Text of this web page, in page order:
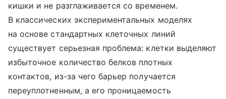
кишки и не разглаживается со временем.
В классических экспериментальных моделях
на основе стандартных клеточных линий
существует серьезная проблема: клетки выделяют
избыточное количество белков плотных
контактов, из-за чего барьер получается
переуплотненным, а его проницаемость